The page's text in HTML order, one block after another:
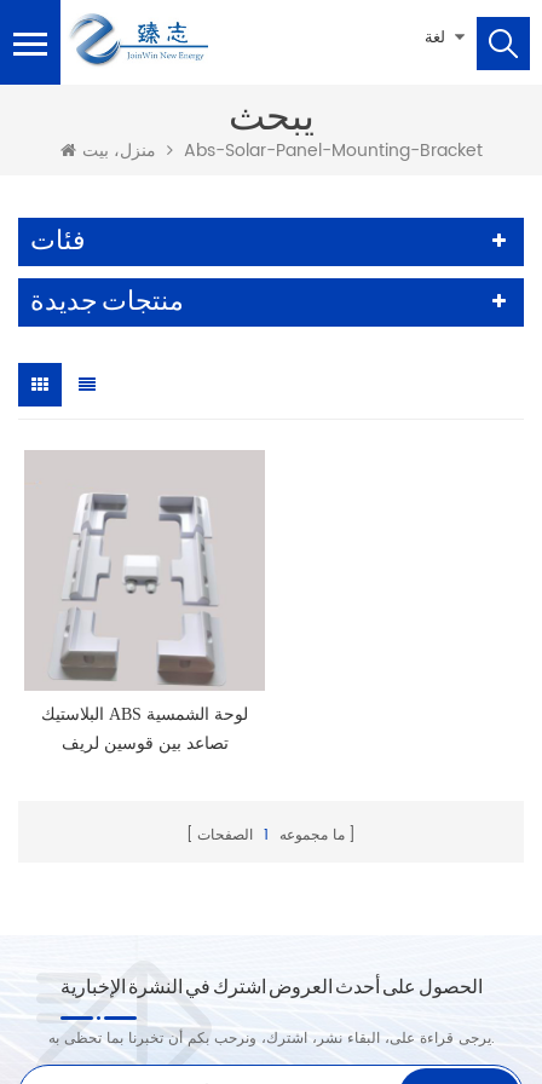
لغة
يبحث
منزل، بيت Abs-Solar-Panel-Mounting-Bracket
فئات
منتجات جديدة
البلاستيك ABS لوحة الشمسية
تصاعد بين قوسين لريف
ما مجموعه 1 الصفحات
الحصول على أحدث العروض اشترك في النشرة الإخبارية
يرجى قراءة على، البقاء نشر، اشترك، ونرحب بكم أن تخبرنا بما تحظى به.